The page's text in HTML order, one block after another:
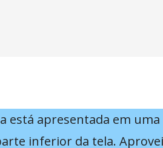
está apresentada em
inferior da tela.